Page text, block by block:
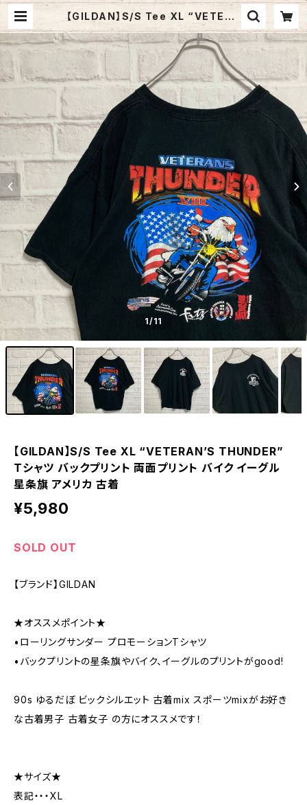
【GILDAN】S/S Tee XL “VETERA
N’S THUNDER” Tシャツ バックプ
リント 両面プリント バイク イーグル
星条旗 アメリカ 古着 | Fuzzy Fuzz
1/11
【GILDAN】S/S Tee XL “VETERAN’S THUNDER”
Tシャツ バックプリント 両面プリント バイク イーグル
星条旗 アメリカ 古着
¥5,980
SOLD OUT
【ブランド】GILDAN
★オススメポイント★
•ローリングサンダー プロモーションTシャツ
•バックプリントの星条旗やバイク、イーグルのプリントがgood!
90s ゆるだぼ ビックシルエット 古着mix スポーツmixがお好き
な古着男子 古着女子 の方にオススメです！
★サイズ★
表記・・・XL